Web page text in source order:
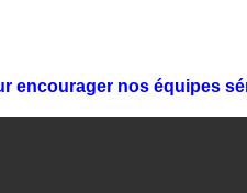
encourager nos équipes